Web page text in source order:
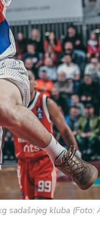
sadašnjeg kluba (Foto: